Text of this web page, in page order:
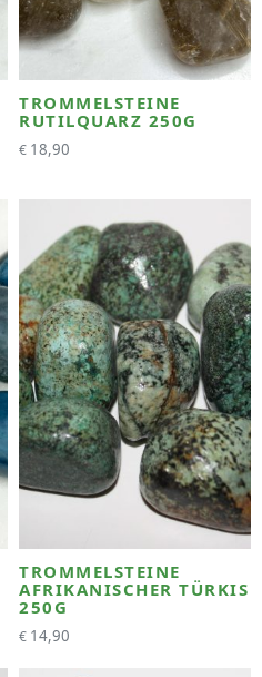
TROMMELSTEINE
RUTILQUARZ 250G
€ 18,90
TROMMELSTEINE
AFRIKANISCHER TÜRKIS
250G
€ 14,90